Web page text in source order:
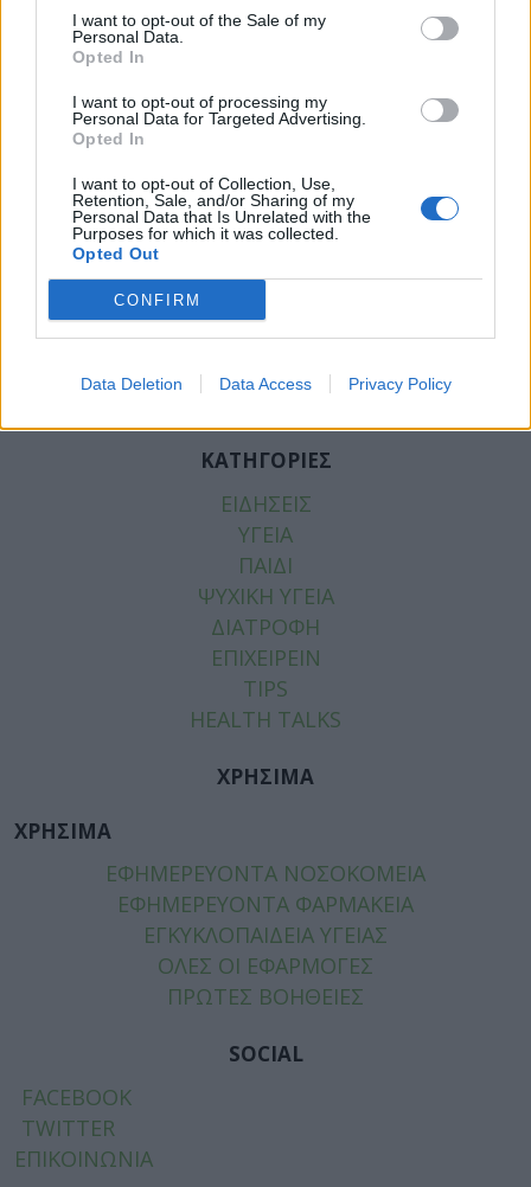
I want to opt-out of the Sale of my
Personal Data.
Opted In
I want to opt-out of processing my
Personal Data for Targeted Advertising.
Opted In
I want to opt-out of Collection, Use,
Retention, Sale, and/or Sharing of my
Personal Data that Is Unrelated with the
Purposes for which it was collected.
Opted Out
CONFIRM
Data Deletion Data Access Privacy Policy
Facebook
Twitter
ΕΝΕ,ΝΟΣΗΛΕΥΤΕΣ
ΔΙΗΜΕΡΙΔΑ
ΚΑΤΗΓΟΡΙΕΣ
ΕΙΔΗΣΕΙΣ
ΥΓΕΙΑ
ΠΑΙΔΙ
ΨΥΧΙΚΗ ΥΓΕΙΑ
ΔΙΑΤΡΟΦΗ
ΕΠΙΧΕΙΡΕΙΝ
TIPS
HEALTH TALKS
ΧΡΗΣΙΜΑ
ΧΡΗΣΙΜΑ
ΕΦΗΜΕΡΕΥΟΝΤΑ ΝΟΣΟΚΟΜΕΙΑ
ΕΦΗΜΕΡΕΥΟΝΤΑ ΦΑΡΜΑΚΕΙΑ
ΕΓΚΥΚΛΟΠΑΙΔΕΙΑ ΥΓΕΙΑΣ
ΟΛΕΣ ΟΙ ΕΦΑΡΜΟΓΕΣ
ΠΡΩΤΕΣ ΒΟΗΘΕΙΕΣ
SOCIAL
FACEBOOK
TWITTER
ΕΠΙΚΟΙΝΩΝΙΑ